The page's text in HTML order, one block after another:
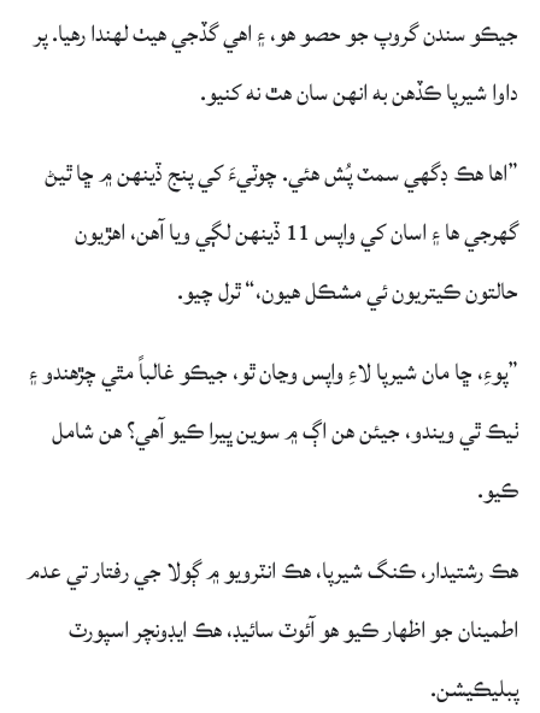
جيڪو سندن گروپ جو حصو ھو، ۽ اھي گڏجي ھيٺ لھندا رھيا. پر
داوا شيرپا ڪڏهن به انهن سان هٿ نه کنيو.
”اها هڪ ڊگهي سمٽ پُش هئي. چوٽيءَ کي پنج ڏينهن ۾ ڇا ٿيڻ
گهرجي ها ۽ اسان کي واپس 11 ڏينهن لڳي ويا آهن، اهڙيون
حالتون ڪيتريون ئي مشڪل هيون،“ ٿرل چيو.
”پوءِ، ڇا مان شيرپا لاءِ واپس وڃان ٿو، جيڪو غالباً مٿي چڙهندو ۽
ٺيڪ ٿي ويندو، جيئن هن اڳ ۾ سوين ڀيرا ڪيو آهي؟ هن شامل
ڪيو.
هڪ رشتيدار، ڪنگ شيرپا، هڪ انٽرويو ۾ ڳولا جي رفتار تي عدم
اطمينان جو اظهار ڪيو هو آئوٽ سائيڊ، هڪ ايڊونچر اسپورٽ
پبليڪيشن.